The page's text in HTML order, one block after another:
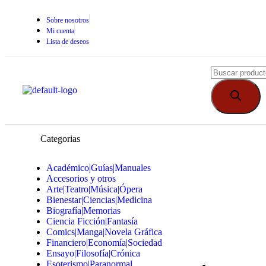
Sobre nosotros
Mi cuenta
Lista de deseos
Categorias
Académico|Guías|Manuales
Accesorios y otros
Arte|Teatro|Música|Ópera
Bienestar|Ciencias|Medicina
Biografía|Memorias
Ciencia Ficción|Fantasía
Comics|Manga|Novela Gráfica
Financiero|Economía|Sociedad
Ensayo|Filosofía|Crónica
Esoterismo|Paranormal